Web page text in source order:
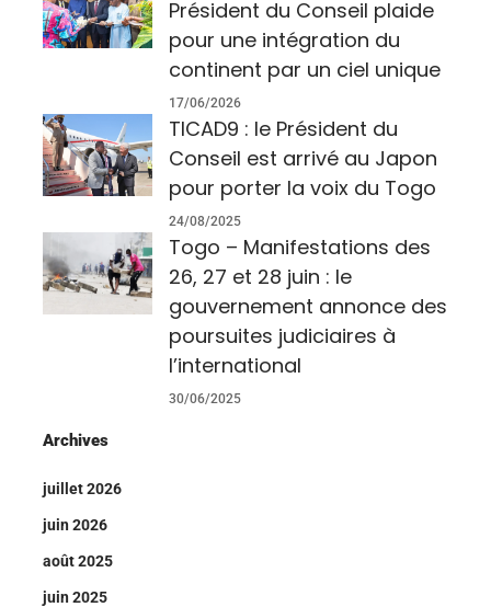
Président du Conseil plaide
pour une intégration du
continent par un ciel unique
17/06/2026
TICAD9 : le Président du
Conseil est arrivé au Japon
pour porter la voix du Togo
24/08/2025
Togo – Manifestations des
26, 27 et 28 juin : le
gouvernement annonce des
poursuites judiciaires à
l’international
30/06/2025
Archives
juillet 2026
juin 2026
août 2025
juin 2025